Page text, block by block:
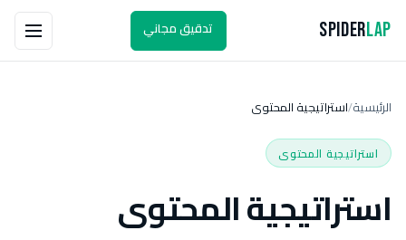
SpiderLap تدقيق مجاني
الرئيسية/استراتيجية المحتوى
استراتيجية المحتوى
استراتيجية المحتوى